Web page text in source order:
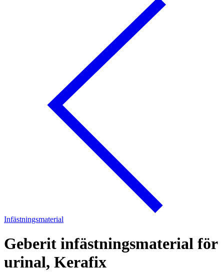
Infästningsmaterial
Geberit infästningsmaterial för
urinal, Kerafix